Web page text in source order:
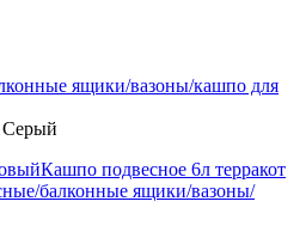
ящики/вазоны/кашпо для
Серый
Кашпо подвесное 6л терракот
балконные ящики/вазоны/